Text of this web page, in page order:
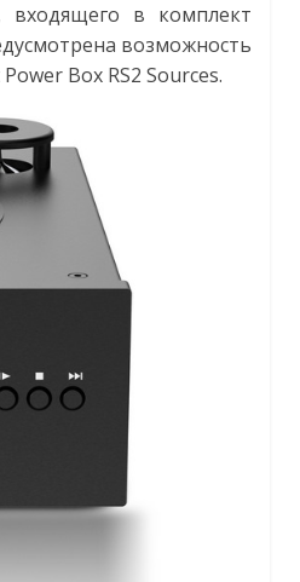
входящего в комплект
возможность
Box RS2 Sources.